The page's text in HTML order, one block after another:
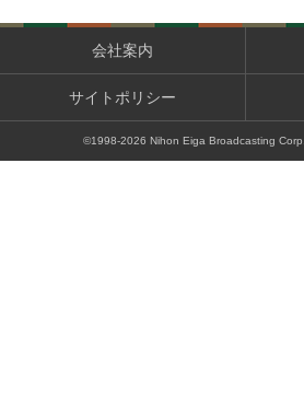
会社案内
サイトポリシー
©1998-2026 Nihon Eiga Broadcasting